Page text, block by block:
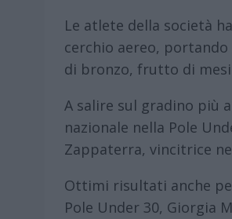
Le atlete della società
cerchio aereo,
di bronzo, frutto di
A salire sul gradino più
nazionale nella Pole
Zappaterra, vincitrice
Ottimi risultati anche
Pole Under 30, Giorgia